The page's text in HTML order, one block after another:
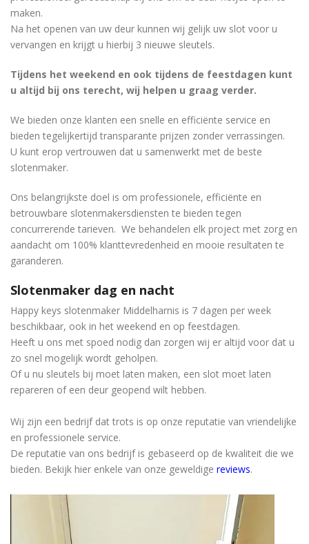
maken.
Na het openen van uw deur kunnen wij gelijk uw slot voor u
vervangen en krijgt u hierbij 3 nieuwe sleutels.
Tijdens het weekend en ook tijdens de feestdagen kunt
u altijd bij ons terecht, wij helpen u graag verder.
We bieden onze klanten een snelle en efficiënte service en
bieden tegelijkertijd transparante prijzen zonder verrassingen.
U kunt erop vertrouwen dat u samenwerkt met de beste
slotenmaker.
Ons belangrijkste doel is om professionele, efficiënte en
betrouwbare slotenmakersdiensten te bieden tegen
concurrerende tarieven. We behandelen elk project met zorg en
aandacht om 100% klanttevredenheid en mooie resultaten te
garanderen.
Slotenmaker dag en nacht
Happy keys slotenmaker Middelharnis is 7 dagen per week
beschikbaar, ook in het weekend en op feestdagen.
Heeft u ons met spoed nodig dan zorgen wij er altijd voor dat u
zo snel mogelijk wordt geholpen.
Of u nu sleutels bij moet laten maken, een slot moet laten
repareren of een deur geopend wilt hebben.
Wij zijn een bedrijf dat trots is op onze reputatie van vriendelijke
en professionele service.
De reputatie van ons bedrijf is gebaseerd op de kwaliteit die we
bieden. Bekijk hier enkele van onze geweldige reviews.